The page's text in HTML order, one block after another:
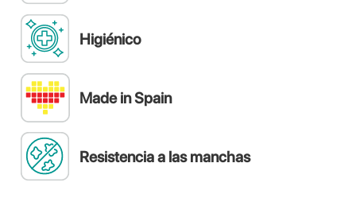
Higiénico
Made in Spain
Resistencia a las manchas